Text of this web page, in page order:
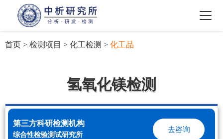
首页 > 检测项目 > 化工检测 > 化工品
氢氧化镁检测
第三方科研检测机构
综合性检验测试研究所
去咨询